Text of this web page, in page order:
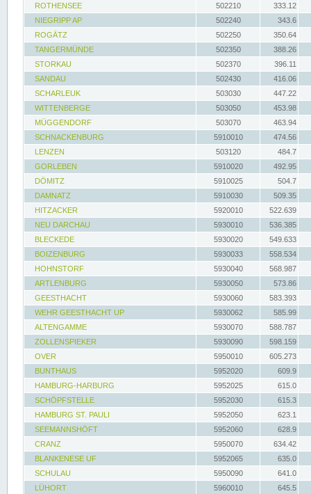
ROTHENSEE
502210
333.12
NIEGRIPP AP
502240
343.6
ROGÄTZ
502250
350.64
TANGERMÜNDE
502350
388.26
STORKAU
502370
396.11
SANDAU
502430
416.06
SCHARLEUK
503030
447.22
WITTENBERGE
503050
453.98
MÜGGENDORF
503070
463.94
SCHNACKENBURG
5910010
474.56
LENZEN
503120
484.7
GORLEBEN
5910020
492.95
DÖMITZ
5910025
504.7
DAMNATZ
5910030
509.35
HITZACKER
5920010
522.639
NEU DARCHAU
5930010
536.385
BLECKEDE
5930020
549.633
BOIZENBURG
5930033
558.534
HOHNSTORF
5930040
568.987
ARTLENBURG
5930050
573.86
GEESTHACHT
5930060
583.393
WEHR GEESTHACHT UP
5930062
585.99
ALTENGAMME
5930070
588.787
ZOLLENSPIEKER
5930090
598.159
OVER
5950010
605.273
BUNTHAUS
5952020
609.9
HAMBURG-HARBURG
5952025
615.0
SCHÖPFSTELLE
5952030
615.3
HAMBURG ST. PAULI
5952050
623.1
SEEMANNSHÖFT
5952060
628.9
CRANZ
5950070
634.42
BLANKENESE UF
5952065
635.0
SCHULAU
5950090
641.0
LÜHORT
5960010
645.5